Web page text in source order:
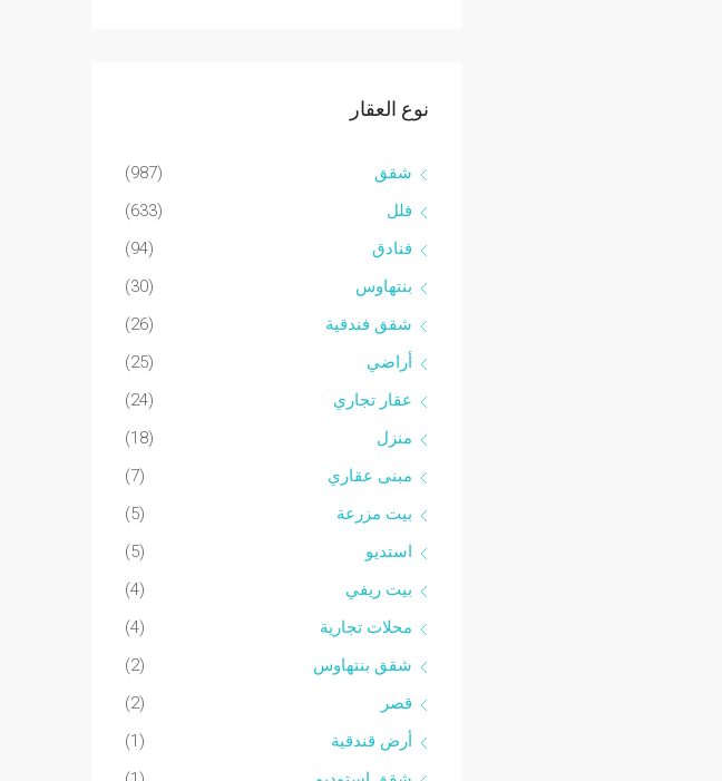
نوع العقار
شقق
(987)
فلل
(633)
فنادق
(94)
بنتهاوس
(30)
شقق فندقية
(26)
أراضي
(25)
عقار تجاري
(24)
منزل
(18)
مبنى عقاري
(7)
بيت مزرعة
(5)
استديو
(5)
بيت ريفي
(4)
محلات تجارية
(4)
شقق بنتهاوس
(2)
قصر
(2)
أرض قندقية
(1)